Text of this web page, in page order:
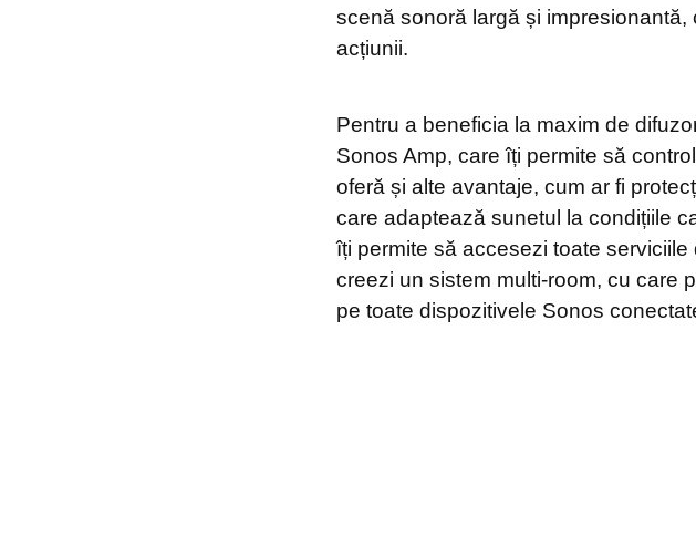
scenă sonoră largă și impresionantă,
acțiunii.
Pentru a beneficia la maxim de
Sonos Amp, care îți permite să
oferă și alte avantaje, cum ar fi
care adaptează sunetul la condițiile
îți permite să accesezi toate
creezi un sistem multi-room, cu care
pe toate dispozitivele Sonos